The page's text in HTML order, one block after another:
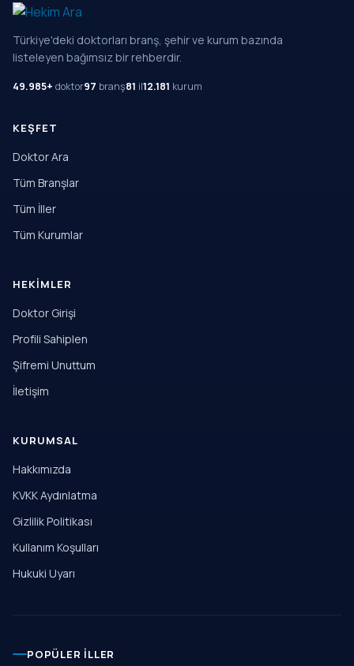
Türkiye'deki doktorları branş, şehir ve kurum bazında
listeleyen bağımsız bir rehberdir.
49.985+ doktor97 branş81 il12.181 kurum
KEŞFET
Doktor Ara
Tüm Branşlar
Tüm İller
Tüm Kurumlar
HEKIMLER
Doktor Girişi
Profili Sahiplen
Şifremi Unuttum
İletişim
KURUMSAL
Hakkımızda
KVKK Aydınlatma
Gizlilik Politikası
Kullanım Koşulları
Hukuki Uyarı
POPÜLER İLLER